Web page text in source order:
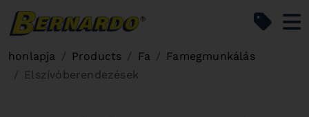
honlapja Products Fa
Famegmunkálás
Elszívóberendezések